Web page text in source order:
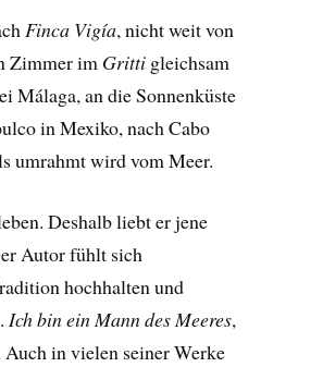
Finca Vigía, nicht weit von
Zimmer im Gritti gleichsam
Málaga, an die Sonnenküste
in Mexiko, nach Cabo
umrahmt wird vom Meer.
Deshalb liebt er jene
Autor fühlt sich
hochhalten und
Ich bin ein Mann des Meeres,
in vielen seiner Werke